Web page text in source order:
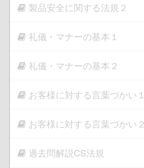
製品安全に関する法規２
礼儀・マナーの基本１
礼儀・マナーの基本２
お客様に対する言葉づかい１
お客様に対する言葉づかい２
過去問解説CS法規